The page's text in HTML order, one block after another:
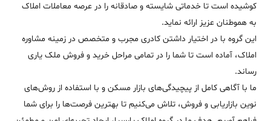
کوشیده است تا خدماتی شایسته و صادقانه را در عرصه معاملات املاک
به هموطنان عزیز ارائه نماید.
این گروه با در اختیار داشتن کادری مجرب و متخصص در زمینه مشاوره
املاک، آماده است تا شما را در تمامی مراحل خرید و فروش ملک یاری
رساند.
ما با آگاهی کامل از پیچیدگی‌های بازار مسکن و با استفاده از روش‌های
نوین بازاریابی و فروش، تلاش می‌کنیم تا بهترین فرصت‌ها را برای شما